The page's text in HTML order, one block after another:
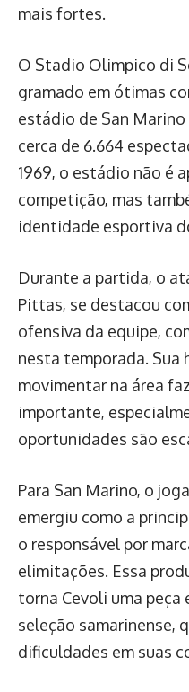
mais fortes.
O Stadio Olimpico di
gramado em ótimas
estádio de San
cerca de 6.664
1969, o estádio não é
competição, mas
identidade esportiva
Durante a partida, o
Pittas, se destacou
ofensiva da equipe,
nesta temporada. Sua
movimentar na área
importante,
oportunidades são
Para San Marino, o
emergiu como a
o responsável por
elimitações. Essa
torna Cevoli uma peça
seleção samarinense,
dificuldades em suas